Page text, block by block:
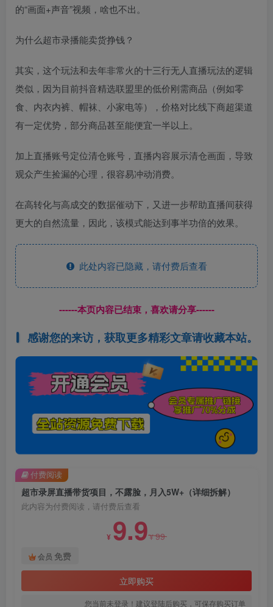
的“画面+声音”视频，啥也不出。
为什么超市录播能卖货挣钱？
其实，这个玩法和去年非常火的十三行无人直播玩法的逻辑
类似，因为目前抖音精选联盟里的低价刚需商品（例如零
食、内衣内裤、帽袜、小家电等），价格对比线下商超渠道
有一定优势，部分商品甚至能便宜一半以上。
加上直播账号定位清仓账号，直播内容展示清仓画面，导致
观众产生捡漏的心理，很容易冲动消费。
在高转化与高成交的数据催动下，又进一步帮助直播间获得
更大的自然流量，因此，该模式能达到事半功倍的效果。
此处内容已隐藏，请付费后查看
------本页内容已结束，喜欢请分享------
感谢您的来访，获取更多精彩文章请收藏本站。
超市录屏直播带货项目，不露脸，月入5W+（详细拆解）
此内容为付费阅读，请付费后查看
¥ 9.9¥99
会员 免费
立即购买
您当前未登录！建议登陆后购买，可保存购买订单
付费阅读